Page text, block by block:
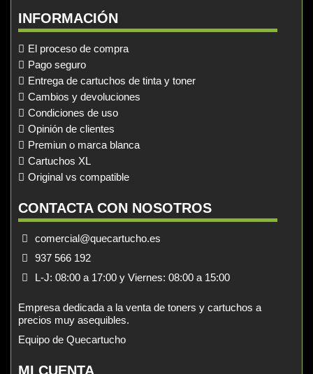
INFORMACIÓN
El proceso de compra
Pago seguro
Entrega de cartuchos de tinta y toner
Cambios y devoluciones
Condiciones de uso
Opinión de clientes
Premiun o marca blanca
Cartuchos XL
Original vs compatible
CONTACTA CON NOSOTROS
comercial@quecartucho.es
937 566 192
L-J: 08:00 a 17:00 y Viernes: 08:00 a 15:00
Empresa dedicada a la venta de toners y cartuchos a
precios muy asequibles.
Equipo de Quecartucho
MI CUENTA